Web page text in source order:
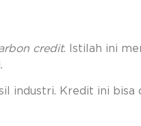
credit. Istilah ini
industri. Kredit ini bisa